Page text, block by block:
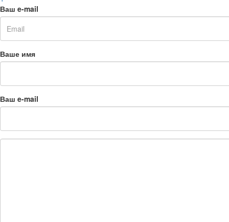
Ваш e-mail
Ваше имя
Ваш e-mail